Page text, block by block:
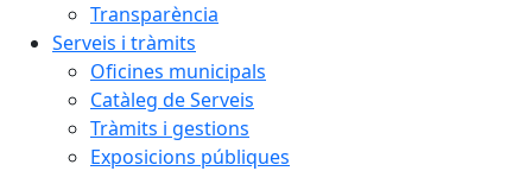
Transparència
Serveis i tràmits
Oficines municipals
Catàleg de Serveis
Tràmits i gestions
Exposicions públiques